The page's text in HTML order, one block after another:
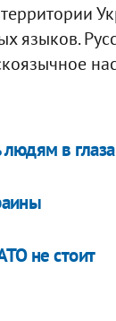
языков.
в глаза
не стоит